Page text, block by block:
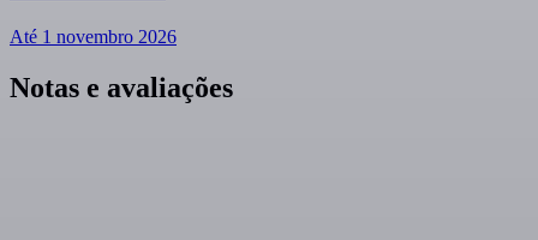
Até 1 novembro 2026
Notas e avaliações